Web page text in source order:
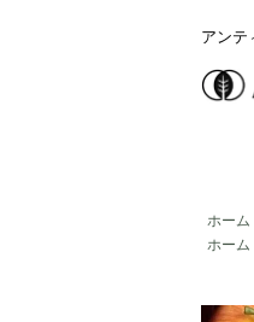
アンテ
ホーム
ホーム